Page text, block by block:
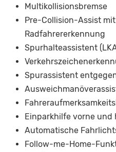
Multikollisionsbremse
Pre-Collision-Assist
Radfahrererkennung
Spurhalteassistent
Spurassistent
Einparkhilfe vorne und
Automatische
Follow-me-Home-